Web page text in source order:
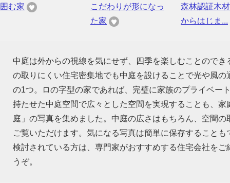
囲む家
こだわりが形になっ
た家
森林認証木
からはじま...
中庭は外からの視線を気にせず、四季を楽しむことので
の取りにくい住宅密集地でも中庭を設けることで光や風
の1つ。ロの字型の家であれば、完璧に家族のプライベー
持たせた中庭空間で広々とした空間を実現することも、
庭」の写真を集めました。中庭の広さはもちろん、空間
ご覧いただけます。気になる写真は簡単に保存すること
検討されている方は、専門家がおすすめする住宅会社を
うぞ。